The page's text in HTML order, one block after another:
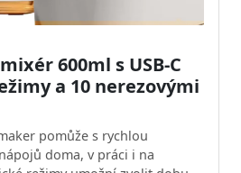
600ml s USB-C
a 10 nerezovými
pomůže s rychlou
doma, v práci i na